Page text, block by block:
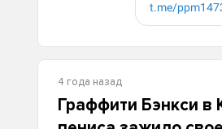
4 года назад
Граффити Бэнкси в